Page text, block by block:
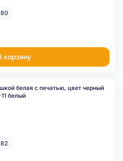
корзину
белая с печатью, цвет черный
белый